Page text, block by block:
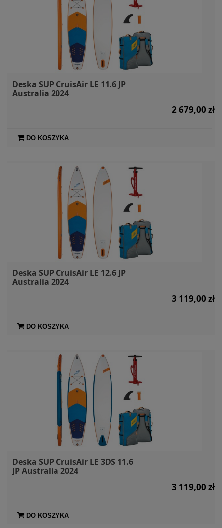
Deska SUP CruisAir LE 11.6 JP
Australia 2024
2 679,00 zł
DO KOSZYKA
Deska SUP CruisAir LE 12.6 JP
Australia 2024
3 119,00 zł
DO KOSZYKA
Deska SUP CruisAir LE 3DS 11.6
JP Australia 2024
3 119,00 zł
DO KOSZYKA